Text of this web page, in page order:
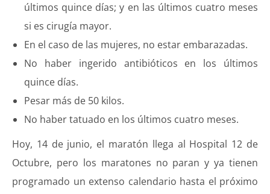
últimos quince días; y en las últimos cuatro meses
si es cirugía mayor.
En el caso de las mujeres, no estar embarazadas.
No haber ingerido antibióticos en los últimos
quince días.
Pesar más de 50 kilos.
No haber tatuado en los últimos cuatro meses.
Hoy, 14 de junio, el maratón llega al Hospital 12 de
Octubre, pero los maratones no paran y ya tienen
programado un extenso calendario hasta el próximo